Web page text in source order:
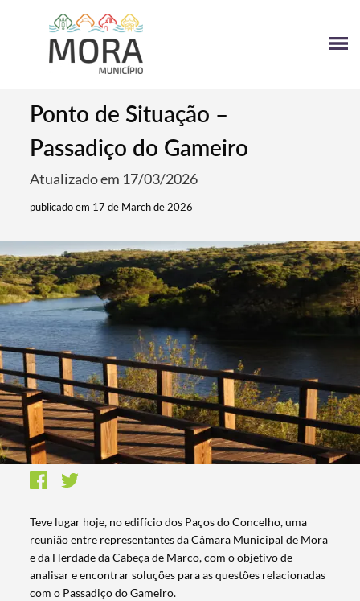
Ponto de Situação –
Passadiço do Gameiro
Atualizado em 17/03/2026
publicado em 17 de March de 2026
Teve lugar hoje, no edifício dos Paços do Concelho, uma
reunião entre representantes da Câmara Municipal de Mora
e da Herdade da Cabeça de Marco, com o objetivo de
analisar e encontrar soluções para as questões relacionadas
com o Passadiço do Gameiro.